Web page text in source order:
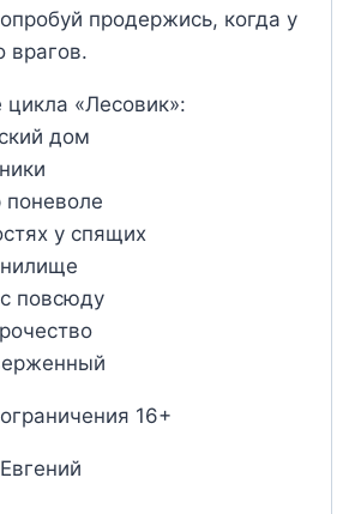
продержись, когда у
врагов.
«Лесовик»:
дом
поневоле
у спящих
повсюду
16+